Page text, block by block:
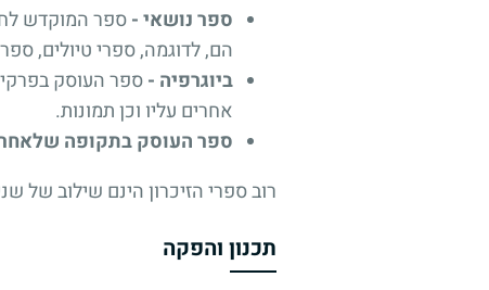
ספר נושאי -ספר המוקדש
הם, לדוגמה, ספרי טיולים,
ביוגרפיה -ספר העוסק בפרקי
אחרים עליו וכן תמונות.
ספר העוסק בתקופה
רוב ספרי הזיכרון הינם שילוב של
תכנון והפקה